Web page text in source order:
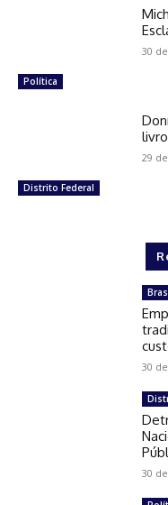
Política
30
Distrito Federal
29
30
30